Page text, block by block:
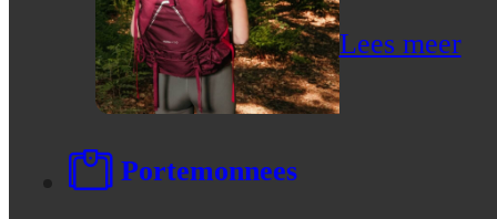
Lees meer
Portemonnees